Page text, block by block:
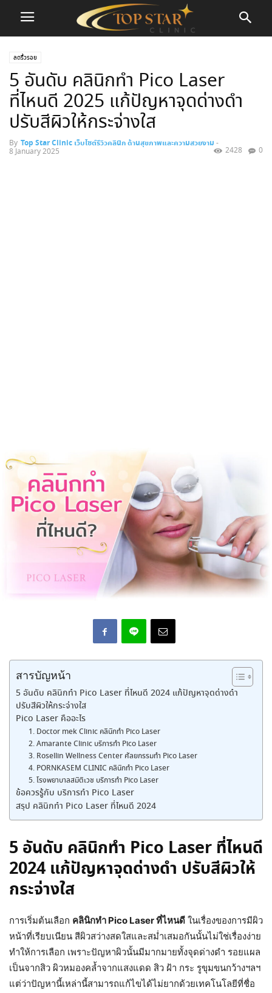
ลดริ้วรอย
5 อันดับ คลินิกทำ Pico Laser
ที่ไหนดี 2025 แก้ปัญหาจุดด่างดำ
ปรับสีผิวให้กระจ่างใส
By Top Star Clinic เว็บไซต์รีวิวคลินิก ด้านสุขภาพและความสวยงาม -
8 January 2025
0
2428
สารบัญหน้า
5 อันดับ คลินิกทำ Pico Laser ที่ไหนดี 2024 แก้ปัญหาจุดด่างดำ
ปรับสีผิวให้กระจ่างใส
Pico Laser คืออะไร
1. Doctor mek Clinic คลินิกทำ Pico Laser
2. Amarante Clinic บริการทำ Pico Laser
3. Rosellin Wellness Center ศัลยกรรมทำ Pico Laser
4. PORNKASEM CLINIC คลินิกทำ Pico Laser
5. โรงพยาบาลสมิติเวช บริการทำ Pico Laser
ข้อควรรู้กับ บริการทำ Pico Laser
สรุป คลินิกทำ Pico Laser ที่ไหนดี 2024
5 อันดับ คลินิกทำ Pico Laser ที่ไหนดี
2024 แก้ปัญหาจุดด่างดำ ปรับสีผิวให้
กระจ่างใส
การเริ่มต้นเลือก คลินิกทำ Pico Laser ที่ไหนดี ในเรื่องของการมีผิว
หน้าที่เรียบเนียน สีผิวสว่างสดใสและสม่ำเสมอกันนั้นไม่ใช่เรื่องง่าย
ทำให้การเลือก เพราะปัญหาผิวนั้นมีมากมายทั้งจุดด่างดำ รอยแผล
เป็นจากสิว ผิวหมองคล้ำจากแสงแดด สิว ฝ้า กระ รูขุมขนกว้างฯลฯ
แต่ว่าปัญหานี้เหล่านี้สามารถแก้ไขได้ไม่ยากด้วยเทคโนโลยีที่ชื่อ